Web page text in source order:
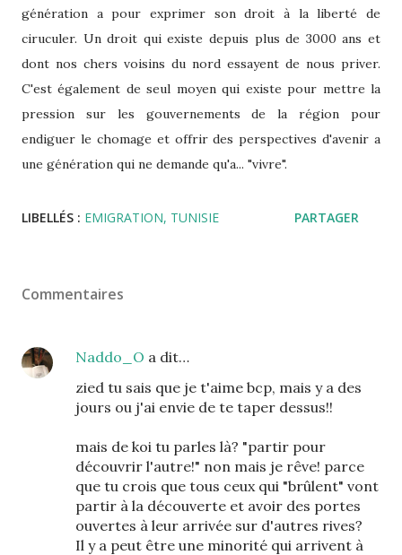
génération a pour exprimer son droit à la liberté de
ciruculer. Un droit qui existe depuis plus de 3000 ans et
dont nos chers voisins du nord essayent de nous priver.
C'est également de seul moyen qui existe pour mettre la
pression sur les gouvernements de la région pour
endiguer le chomage et offrir des perspectives d'avenir a
une génération qui ne demande qu'a... "vivre".
LIBELLÉS : EMIGRATION TUNISIE PARTAGER
Commentaires
Naddo_O a dit…
zied tu sais que je t'aime bcp, mais y a des
jours ou j'ai envie de te taper dessus!!
mais de koi tu parles là? "partir pour
découvrir l'autre!" non mais je rêve! parce
que tu crois que tous ceux qui "brûlent" vont
partir à la découverte et avoir des portes
ouvertes à leur arrivée sur d'autres rives?
Il y a peut être une minorité qui arrivent à